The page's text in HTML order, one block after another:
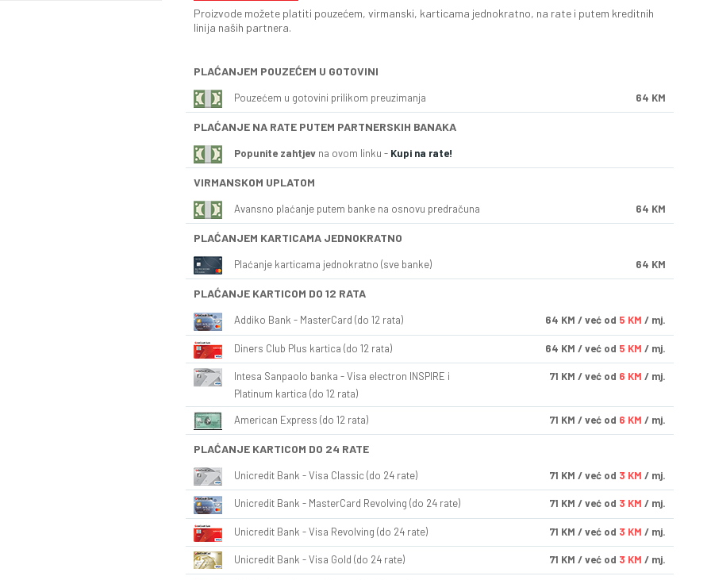
Proizvode možete platiti pouzećem, virmanski, karticama jednokratno, na rate i putem kreditnih
linija naših partnera.
PLAĆANJEM POUZEĆEM U GOTOVINI
Pouzećem u gotovini prilikom preuzimanja 64 KM
PLAĆANJE NA RATE PUTEM PARTNERSKIH BANAKA
Popunite zahtjev na ovom linku - Kupi na rate!
VIRMANSKOM UPLATOM
Avansno plaćanje putem banke na osnovu predračuna 64 KM
PLAĆANJEM KARTICAMA JEDNOKRATNO
Plaćanje karticama jednokratno (sve banke) 64 KM
PLAĆANJE KARTICOM DO 12 RATA
Addiko Bank - MasterCard (do 12 rata) 64 KM / već od 5 KM / mj.
Diners Club Plus kartica (do 12 rata) 64 KM / već od 5 KM / mj.
Intesa Sanpaolo banka - Visa electron INSPIRE i
Platinum kartica (do 12 rata)
71 KM / već od 6 KM / mj.
American Express (do 12 rata) 71 KM / već od 6 KM / mj.
PLAĆANJE KARTICOM DO 24 RATE
Unicredit Bank - Visa Classic (do 24 rate) 71 KM / već od 3 KM / mj.
Unicredit Bank - MasterCard Revolving (do 24 rate) 71 KM / već od 3 KM / mj.
Unicredit Bank - Visa Revolving (do 24 rate) 71 KM / već od 3 KM / mj.
Unicredit Bank - Visa Gold (do 24 rate) 71 KM / već od 3 KM / mj.